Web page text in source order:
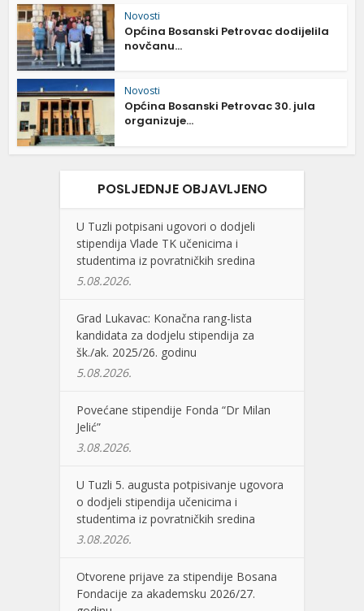
Novosti
Općina Bosanski Petrovac dodijelila
novčanu...
Novosti
Općina Bosanski Petrovac 30. jula
organizuje...
POSLJEDNJE OBJAVLJENO
U Tuzli potpisani ugovori o dodjeli
stipendija Vlade TK učenicima i
studentima iz povratničkih sredina
5.08.2026.
Grad Lukavac: Konačna rang-lista
kandidata za dodjelu stipendija za
šk./ak. 2025/26. godinu
5.08.2026.
Povećane stipendije Fonda “Dr Milan
Jelić”
3.08.2026.
U Tuzli 5. augusta potpisivanje ugovora
o dodjeli stipendija učenicima i
studentima iz povratničkih sredina
3.08.2026.
Otvorene prijave za stipendije Bosana
Fondacije za akademsku 2026/27.